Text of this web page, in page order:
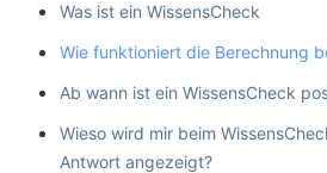
Was ist ein WissensCheck
Wie funktioniert die Berechnung
Ab wann ist ein WissensCheck
Wieso wird mir beim
Antwort angezeigt?